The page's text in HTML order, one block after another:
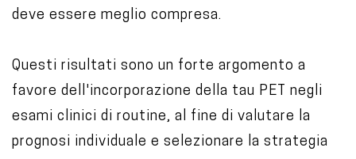
deve essere meglio compresa.
Questi risultati sono un forte argomento a
favore dell'incorporazione della tau PET negli
esami clinici di routine, al fine di valutare la
prognosi individuale e selezionare la strategia